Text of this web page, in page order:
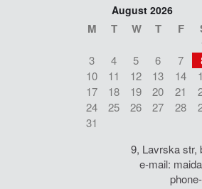
August 2026
M T W T F
3
4 5 6 7
10
11 12 13 14
17
18 19 20 21
24
25 26 27 28
31
9, Lavrska str,
e-mail: